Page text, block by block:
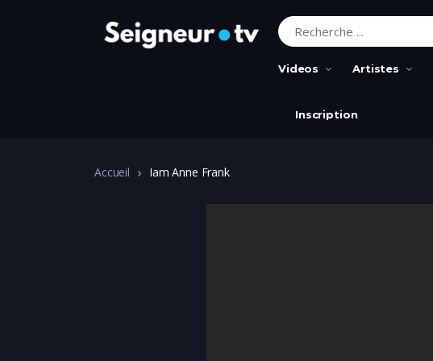
Recherche pour:
Videos Artistes
Inscription
Accueil Iam Anne Frank